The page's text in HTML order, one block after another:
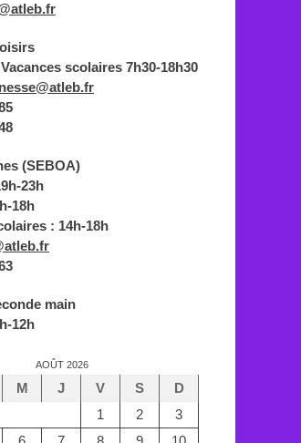
scolaires 7h30-18h30
(SEBOA)
23h
18h
: 14h-18h
main
12h
AOÛT 2026
M J V S
D
1
2
3